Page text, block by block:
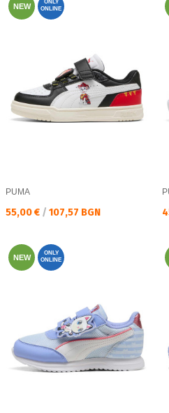
NEW
ONLY
ONLINE
PUMA
Текуща цена:
55,00 € / 107,57 BGN
NEW
ONLY
ONLINE